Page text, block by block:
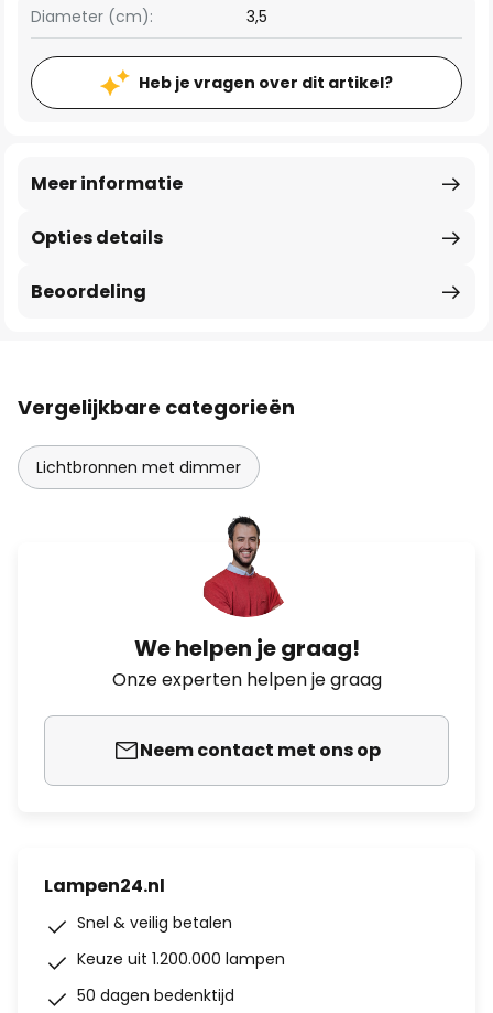
Diameter (cm): 3,5
Heb je vragen over dit artikel?
Opties details
Meer informatie
Beoordeling
Vergelijkbare categorieën
Lichtbronnen met dimmer
We helpen je graag!
Onze experten helpen je graag
Neem contact met ons op
Lampen24.nl
Snel & veilig betalen
Keuze uit 1.200.000 lampen
50 dagen bedenktijd